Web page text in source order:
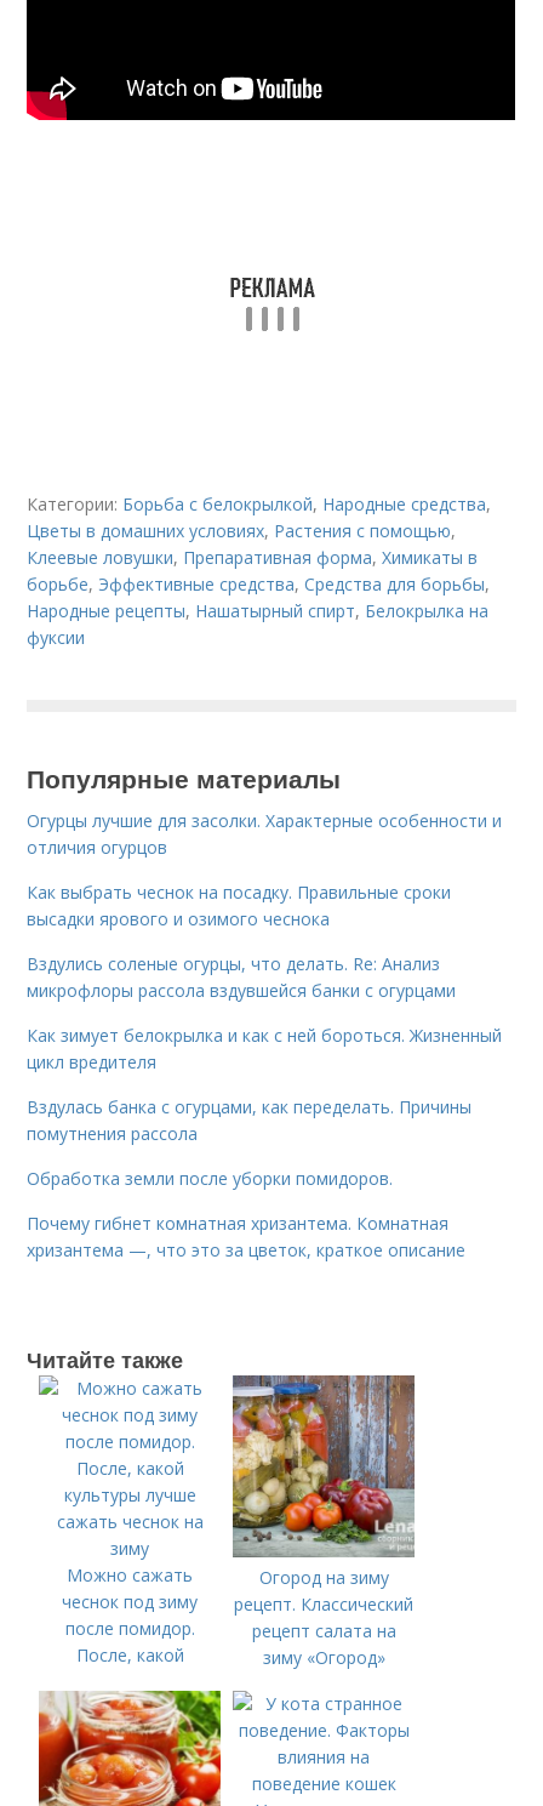
Категории: Борьба с белокрылкой, Народные средства,
Цветы в домашних условиях, Растения с помощью,
Клеевые ловушки, Препаративная форма,Химикаты в
борьбе, Эффективные средства,Средства для борьбы,
Народные рецепты, Нашатырный спирт, Белокрылка на
фуксии
Популярные материалы
Огурцы лучшие для засолки. Характерные особенности и
отличия огурцов
Как выбрать чеснок на посадку. Правильные сроки
высадки ярового и озимого чеснока
Вздулись соленые огурцы, что делать. Re: Анализ
микрофлоры рассола вздувшейся банки с огурцами
Как зимует белокрылка и как с ней бороться. Жизненный
цикл вредителя
Вздулась банка с огурцами, как переделать. Причины
помутнения рассола
Обработка земли после уборки помидоров.
Почему гибнет комнатная хризантема. Комнатная
хризантема —, что это за цветок, краткое описание
Читайте также
Можно сажать
чеснок под зиму
после помидор.
После, какой
сажать чеснок на
зиму
Огород на зиму
рецепт. Классический
рецепт салата на
зиму «Огород»